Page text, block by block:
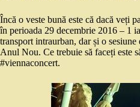
Încă o veste bună este că dacă veți
în perioada 29 decembrie 2016 – 1
transport intraurban, dar și o
Anul Nou. Ce trebuie să faceți este
#viennaconcert.